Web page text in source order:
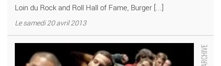
Loin du Rock and Roll Hall of Fame, Burger [...]
Le samedi 20 avril 2013
Combs-la-Ville Scène nationale de Sénart